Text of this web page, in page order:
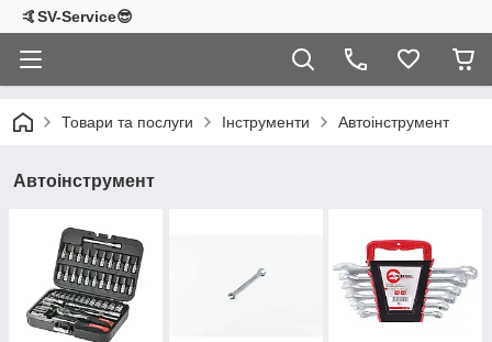
🤙SV-Service😎
Товари та послуги Інструменти Автоінструмент
Автоінструмент